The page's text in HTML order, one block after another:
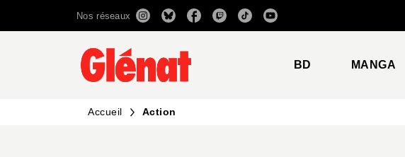
RECHERCHE CONTENU
Nos réseaux
BD MANGA
Accueil Action